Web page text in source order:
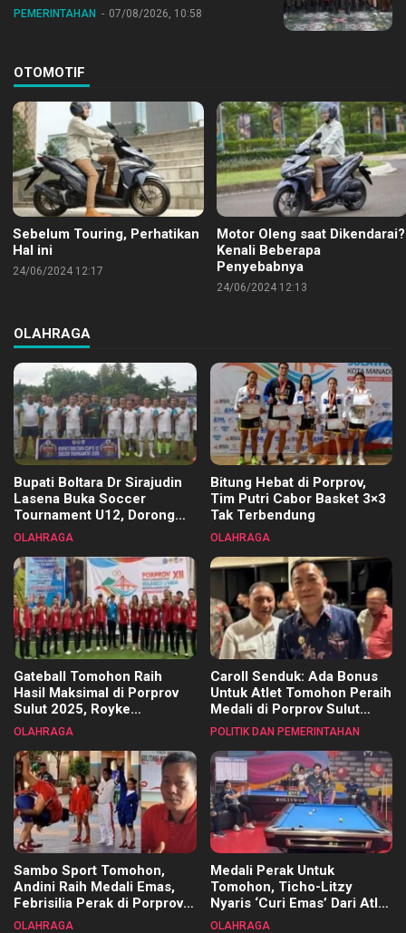
Nasional ke XII di Buperta Cibubur
PEMERINTAHAN 07/08/2026, 10:58
OTOMOTIF
Sebelum Touring, Perhatikan
Hal ini
24/06/2024 12:17
Motor Oleng saat Dikendarai?
Kenali Beberapa
Penyebabnya
24/06/2024 12:13
OLAHRAGA
Bupati Boltara Dr Sirajudin
Lasena Buka Soccer
Tournament U12, Dorong
Pembinaan Merata di Setiap
OLAHRAGA
Bitung Hebat di Porprov,
Tim Putri Cabor Basket 3×3
Tak Terbendung
OLAHRAGA
Gateball Tomohon Raih
Hasil Maksimal di Porprov
Sulut 2025, Royke
Tangkawarouw Ucapkan
OLAHRAGA
Caroll Senduk: Ada Bonus
Untuk Atlet Tomohon Peraih
Medali di Porprov Sulut
2025
POLITIK DAN PEMERINTAHAN
Sambo Sport Tomohon,
Andini Raih Medali Emas,
Febrisilia Perak di Porprov
Sulut 2025
OLAHRAGA
Medali Perak Untuk
Tomohon, Ticho-Litzy
Nyaris ‘Curi Emas’ Dari Atlet
Biliar PON di Porprov Sulut
OLAHRAGA